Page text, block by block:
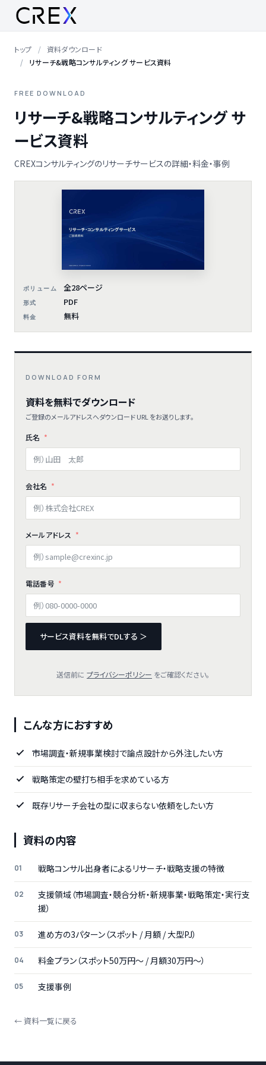
トップ
資料ダウンロード
リサーチ&戦略コンサルティング サービス資料
FREE DOWNLOAD
リサーチ&戦略コンサルティング サ
ービス資料
CREXコンサルティングのリサーチサービスの詳細・料金・事例
ボリューム 全28ページ
形式 PDF
料金 無料
DOWNLOAD FORM
資料を無料でダウンロード
ご登録のメールアドレスへダウンロード URL をお送りします。
氏名
会社名
メールアドレス
電話番号
サービス資料を無料でDLする ＞
送信前に プライバシーポリシー をご確認ください。
こんな方におすすめ
市場調査・新規事業検討で論点設計から外注したい方
戦略策定の壁打ち相手を求めている方
既存リサーチ会社の型に収まらない依頼をしたい方
資料の内容
戦略コンサル出身者によるリサーチ・戦略支援の特徴
支援領域（市場調査・競合分析・新規事業・戦略策定・実行支
援）
進め方の3パターン（スポット / 月額 / 大型PJ）
料金プラン（スポット50万円〜 / 月額30万円〜）
支援事例
← 資料一覧に戻る